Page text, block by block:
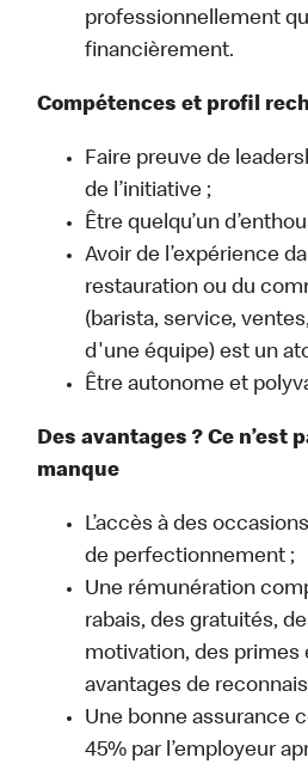
professionnellement
financièrement.
Compétences et profil
Faire preuve de
de l’initiative ;
Être quelqu’un
Avoir de l’expérience
restauration ou du
(barista, service,
d'une équipe) est un
Être autonome et
Des avantages ? Ce n’est
manque
L’accès à des
de perfectionnement ;
Une rémunération
rabais, des gratuités,
motivation, des primes
avantages de
Une bonne assurance
45% par l’employeur